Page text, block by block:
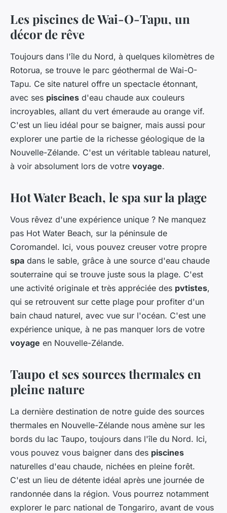
Les piscines de Wai-O-Tapu, un
décor de rêve
Toujours dans l'île du Nord, à quelques kilomètres de
Rotorua, se trouve le parc géothermal de Wai-O-
Tapu. Ce site naturel offre un spectacle étonnant,
avec ses piscines d'eau chaude aux couleurs
incroyables, allant du vert émeraude au orange vif.
C'est un lieu idéal pour se baigner, mais aussi pour
explorer une partie de la richesse géologique de la
Nouvelle-Zélande. C'est un véritable tableau naturel,
à voir absolument lors de votre voyage.
Hot Water Beach, le spa sur la plage
Vous rêvez d'une expérience unique ? Ne manquez
pas Hot Water Beach, sur la péninsule de
Coromandel. Ici, vous pouvez creuser votre propre
spa dans le sable, grâce à une source d'eau chaude
souterraine qui se trouve juste sous la plage. C'est
une activité originale et très appréciée des pvtistes,
qui se retrouvent sur cette plage pour profiter d'un
bain chaud naturel, avec vue sur l'océan. C'est une
expérience unique, à ne pas manquer lors de votre
voyage en Nouvelle-Zélande.
Taupo et ses sources thermales en
pleine nature
La dernière destination de notre guide des sources
thermales en Nouvelle-Zélande nous amène sur les
bords du lac Taupo, toujours dans l'île du Nord. Ici,
vous pouvez vous baigner dans des piscines
naturelles d'eau chaude, nichées en pleine forêt.
C'est un lieu de détente idéal après une journée de
randonnée dans la région. Vous pourrez notamment
explorer le parc national de Tongariro, avant de vous